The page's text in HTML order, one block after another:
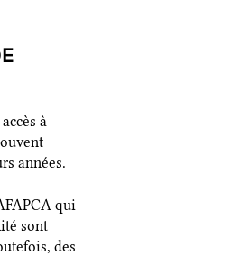
à
années.
qui
sont
des